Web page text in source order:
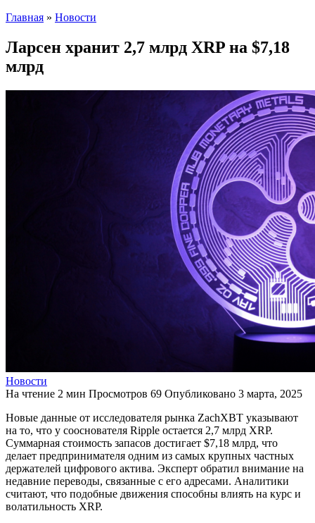
Главная » Новости
Ларсен хранит 2,7 млрд XRP на $7,18
млрд
Новости
На чтение 2 мин Просмотров 69 Опубликовано 3 марта, 2025
Новые данные от исследователя рынка ZachXBT указывают
на то, что у сооснователя Ripple остается 2,7 млрд XRP.
Суммарная стоимость запасов достигает $7,18 млрд, что
делает предпринимателя одним из самых крупных частных
держателей цифрового актива. Эксперт обратил внимание на
недавние переводы, связанные с его адресами. Аналитики
считают, что подобные движения способны влиять на курс и
волатильность XRP.